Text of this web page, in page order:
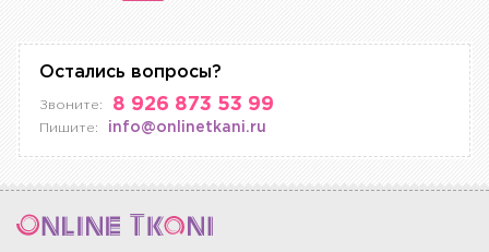
Остались вопросы?
Звоните: 8 926 873 53 99
Пишите: info@onlinetkani.ru